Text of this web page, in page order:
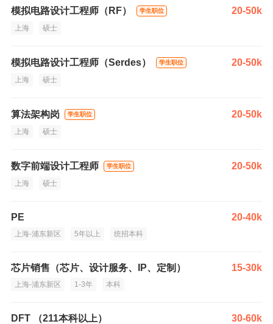
模拟电路设计工程师（RF） 学生职位 20-50k
上海 硕士
模拟电路设计工程师（Serdes） 学生职位 20-50k
上海 硕士
算法架构岗 学生职位 20-50k
上海 硕士
数字前端设计工程师 学生职位 20-50k
上海 硕士
PE 20-40k
上海-浦东新区 5年以上 统招本科
芯片销售（芯片、设计服务、IP、定制） 15-30k
上海-浦东新区 1-3年 本科
DFT （211本科以上） 30-60k